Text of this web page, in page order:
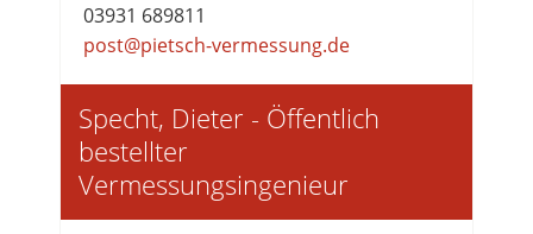
03931 689811
post@pietsch-vermessung.de
Specht, Dieter - Öffentlich
bestellter
Vermessungsingenieur